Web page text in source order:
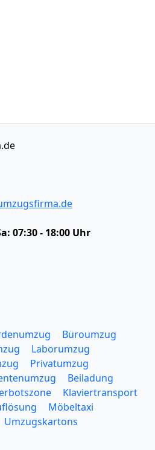
07:30 - 18:00 Uhr
Büroumzug
Laborumzug
Privatumzug
Beiladung
Klaviertransport
Möbeltaxi
Umzugskartons